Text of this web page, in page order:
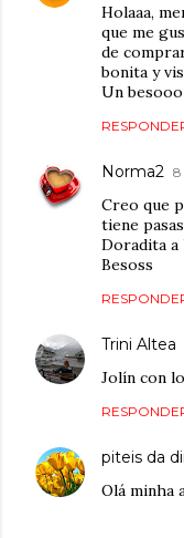
Holaaa,
que me
de
bonita y
Un besooo
Norma2 8
Creo que
tiene
Doradita a
Besoss
Trini Altea
Jolín con
piteis da
Olá minha